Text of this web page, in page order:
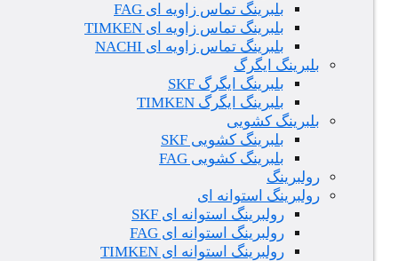
بلبرینگ تماس زاویه ای FAG
بلبرینگ تماس زاویه ای TIMKEN
بلبرینگ تماس زاویه ای NACHI
بلبرینگ ایگرگ
بلبرینگ ایگرگ SKF
بلبرینگ ایگرگ TIMKEN
بلبرینگ کشویی
بلبرینگ کشویی SKF
بلبرینگ کشویی FAG
رولبرینگ
رولبرینگ استوانه ای
رولبرینگ استوانه ای SKF
رولبرینگ استوانه ای FAG
رولبرینگ استوانه ای TIMKEN